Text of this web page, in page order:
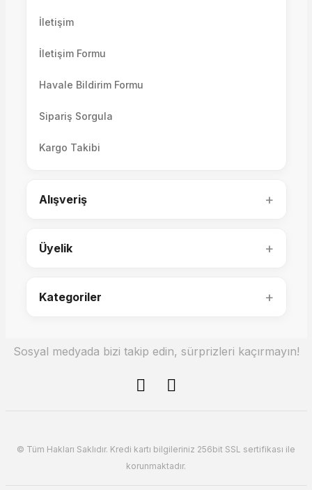
Torino Şifonyer
İletişim
İletişim Formu
Havale Bildirim Formu
Sipariş Sorgula
Kargo Takibi
Alışveriş +
Üyelik +
Kategoriler +
Sosyal medyada bizi takip edin, sürprizleri kaçırmayın!
© Tüm Hakları Saklıdır. Kredi kartı bilgileriniz 256bit SSL sertifikası ile
korunmaktadır.